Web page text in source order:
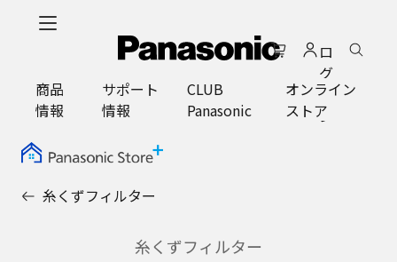
ロ
グ
イ
ン
商品
情報
サポート
情報
CLUB
Panasonic
オンライン
ストア
糸くずフィルター
糸くずフィルター